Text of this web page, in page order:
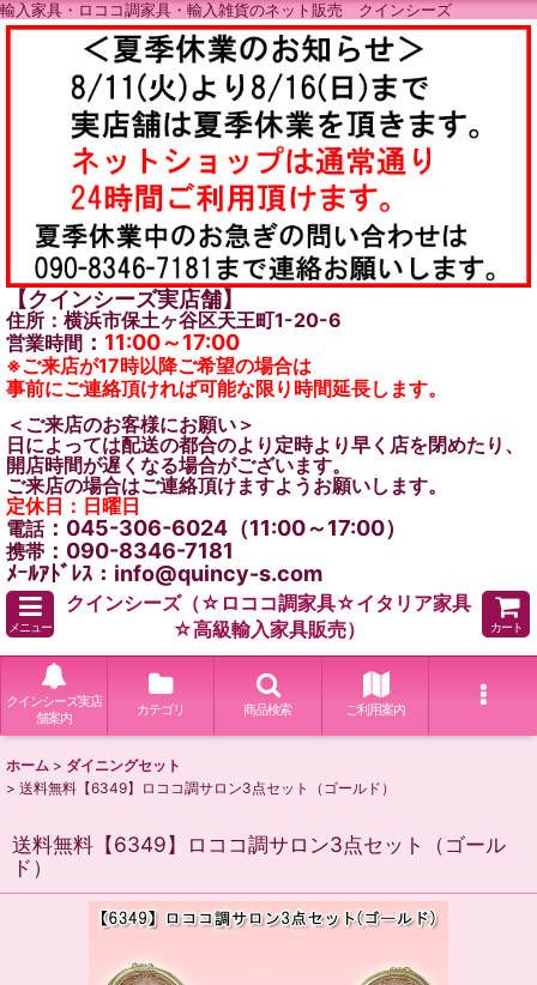
輸入家具・ロココ調家具・輸入雑貨のネット販売 クインシーズ
【クインシーズ実店舗】
住所：横浜市保土ヶ谷区天王町1-20-6
営業時間 ： 11:00～17:00
※ご来店が17時以降ご希望の場合は
事前にご連絡頂ければ可能な限り時間延長します。
＜ご来店のお客様にお願い＞
日によっては配送の都合のより定時より早く店を閉めたり、
開店時間が遅くなる場合がございます。
ご来店の場合はご連絡頂けますようお願いします。
定休日：日曜日
電話：045-306-6024（11:00～17:00）
携帯 ：090-8346-7181
ﾒｰﾙｱﾄﾞﾚｽ：info@quincy-s.com
メニュー
クインシーズ（☆ロココ調家具☆イタリア家具
☆高級輸入家具販売）
カート
クインシーズ実店
舗案内
カテゴリ 商品検索 ご利用案内
ホーム > ダイニングセット
> 送料無料【6349】ロココ調サロン3点セット（ゴールド）
送料無料【6349】ロココ調サロン3点セット（ゴール
ド）